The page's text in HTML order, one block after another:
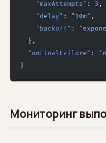
    "maxAttempts"
: 3 ,
    "delay"
: "10m" ,
    "backoff"
:
  },
  "onFinalFailure"
:
}
Мониторинг